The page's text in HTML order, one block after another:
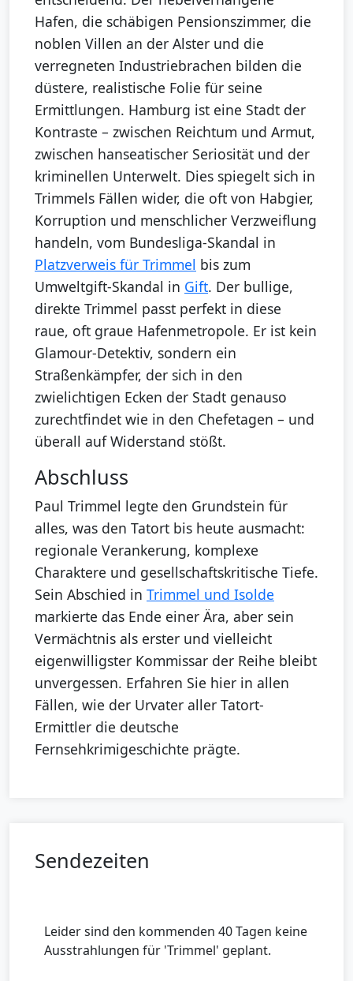
Hafen, die schäbigen Pensionszimmer, die
noblen Villen an der Alster und die
verregneten Industriebrachen bilden die
düstere, realistische Folie für seine
Ermittlungen. Hamburg ist eine Stadt der
Kontraste – zwischen Reichtum und Armut,
zwischen hanseatischer Seriosität und der
kriminellen Unterwelt. Dies spiegelt sich in
Trimmels Fällen wider, die oft von Habgier,
Korruption und menschlicher Verzweiflung
handeln, vom Bundesliga-Skandal in
Platzverweis für Trimmel bis zum
Umweltgift-Skandal in Gift. Der bullige,
direkte Trimmel passt perfekt in diese
raue, oft graue Hafenmetropole. Er ist kein
Glamour-Detektiv, sondern ein
Straßenkämpfer, der sich in den
zwielichtigen Ecken der Stadt genauso
zurechtfindet wie in den Chefetagen – und
überall auf Widerstand stößt.
Abschluss
Paul Trimmel legte den Grundstein für
alles, was den Tatort bis heute ausmacht:
regionale Verankerung, komplexe
Charaktere und gesellschaftskritische Tiefe.
Sein Abschied in Trimmel und Isolde
markierte das Ende einer Ära, aber sein
Vermächtnis als erster und vielleicht
eigenwilligster Kommissar der Reihe bleibt
unvergessen. Erfahren Sie hier in allen
Fällen, wie der Urvater aller Tatort-
Ermittler die deutsche
Fernsehkrimigeschichte prägte.
Sendezeiten
Leider sind den kommenden 40 Tagen keine
Ausstrahlungen für 'Trimmel' geplant.